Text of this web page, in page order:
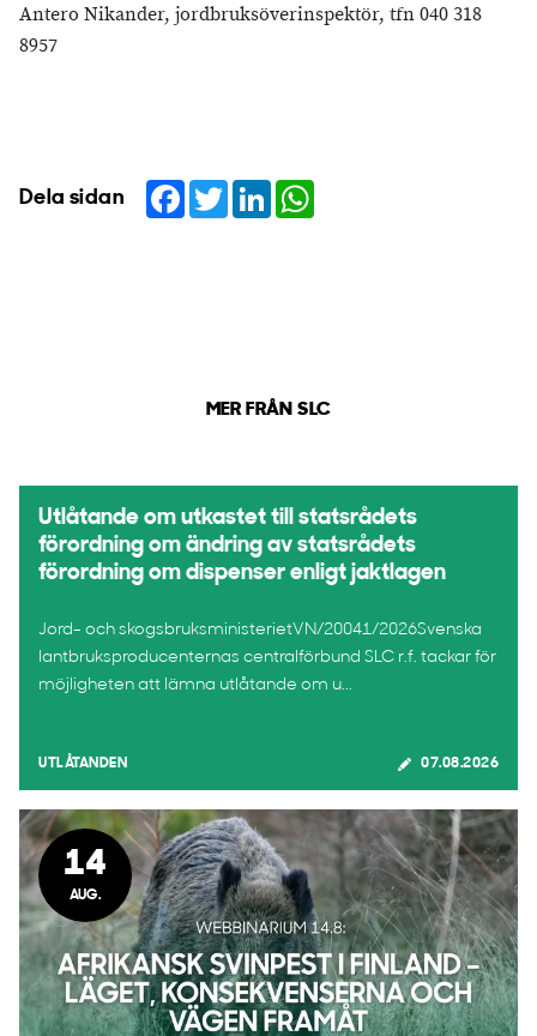
Antero Nikander, jordbruksöverinspektör, tfn 040 318
8957
Dela sidan Facebook
TwitterLinkedIn
MER FRÅN SLC
Utlåtande om utkastet till statsrådets
förordning om ändring av statsrådets
förordning om dispenser enligt jaktlagen
Jord- och skogsbruksministerietVN/20041/2026Svenska
lantbruksproducenternas centralförbund SLC r.f. tackar för
möjligheten att lämna utlåtande om u...
UTLÅTANDEN 07.08.2026
14
AUG.